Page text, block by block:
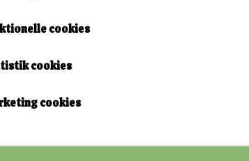
kr.
cookies
cookies
cookies